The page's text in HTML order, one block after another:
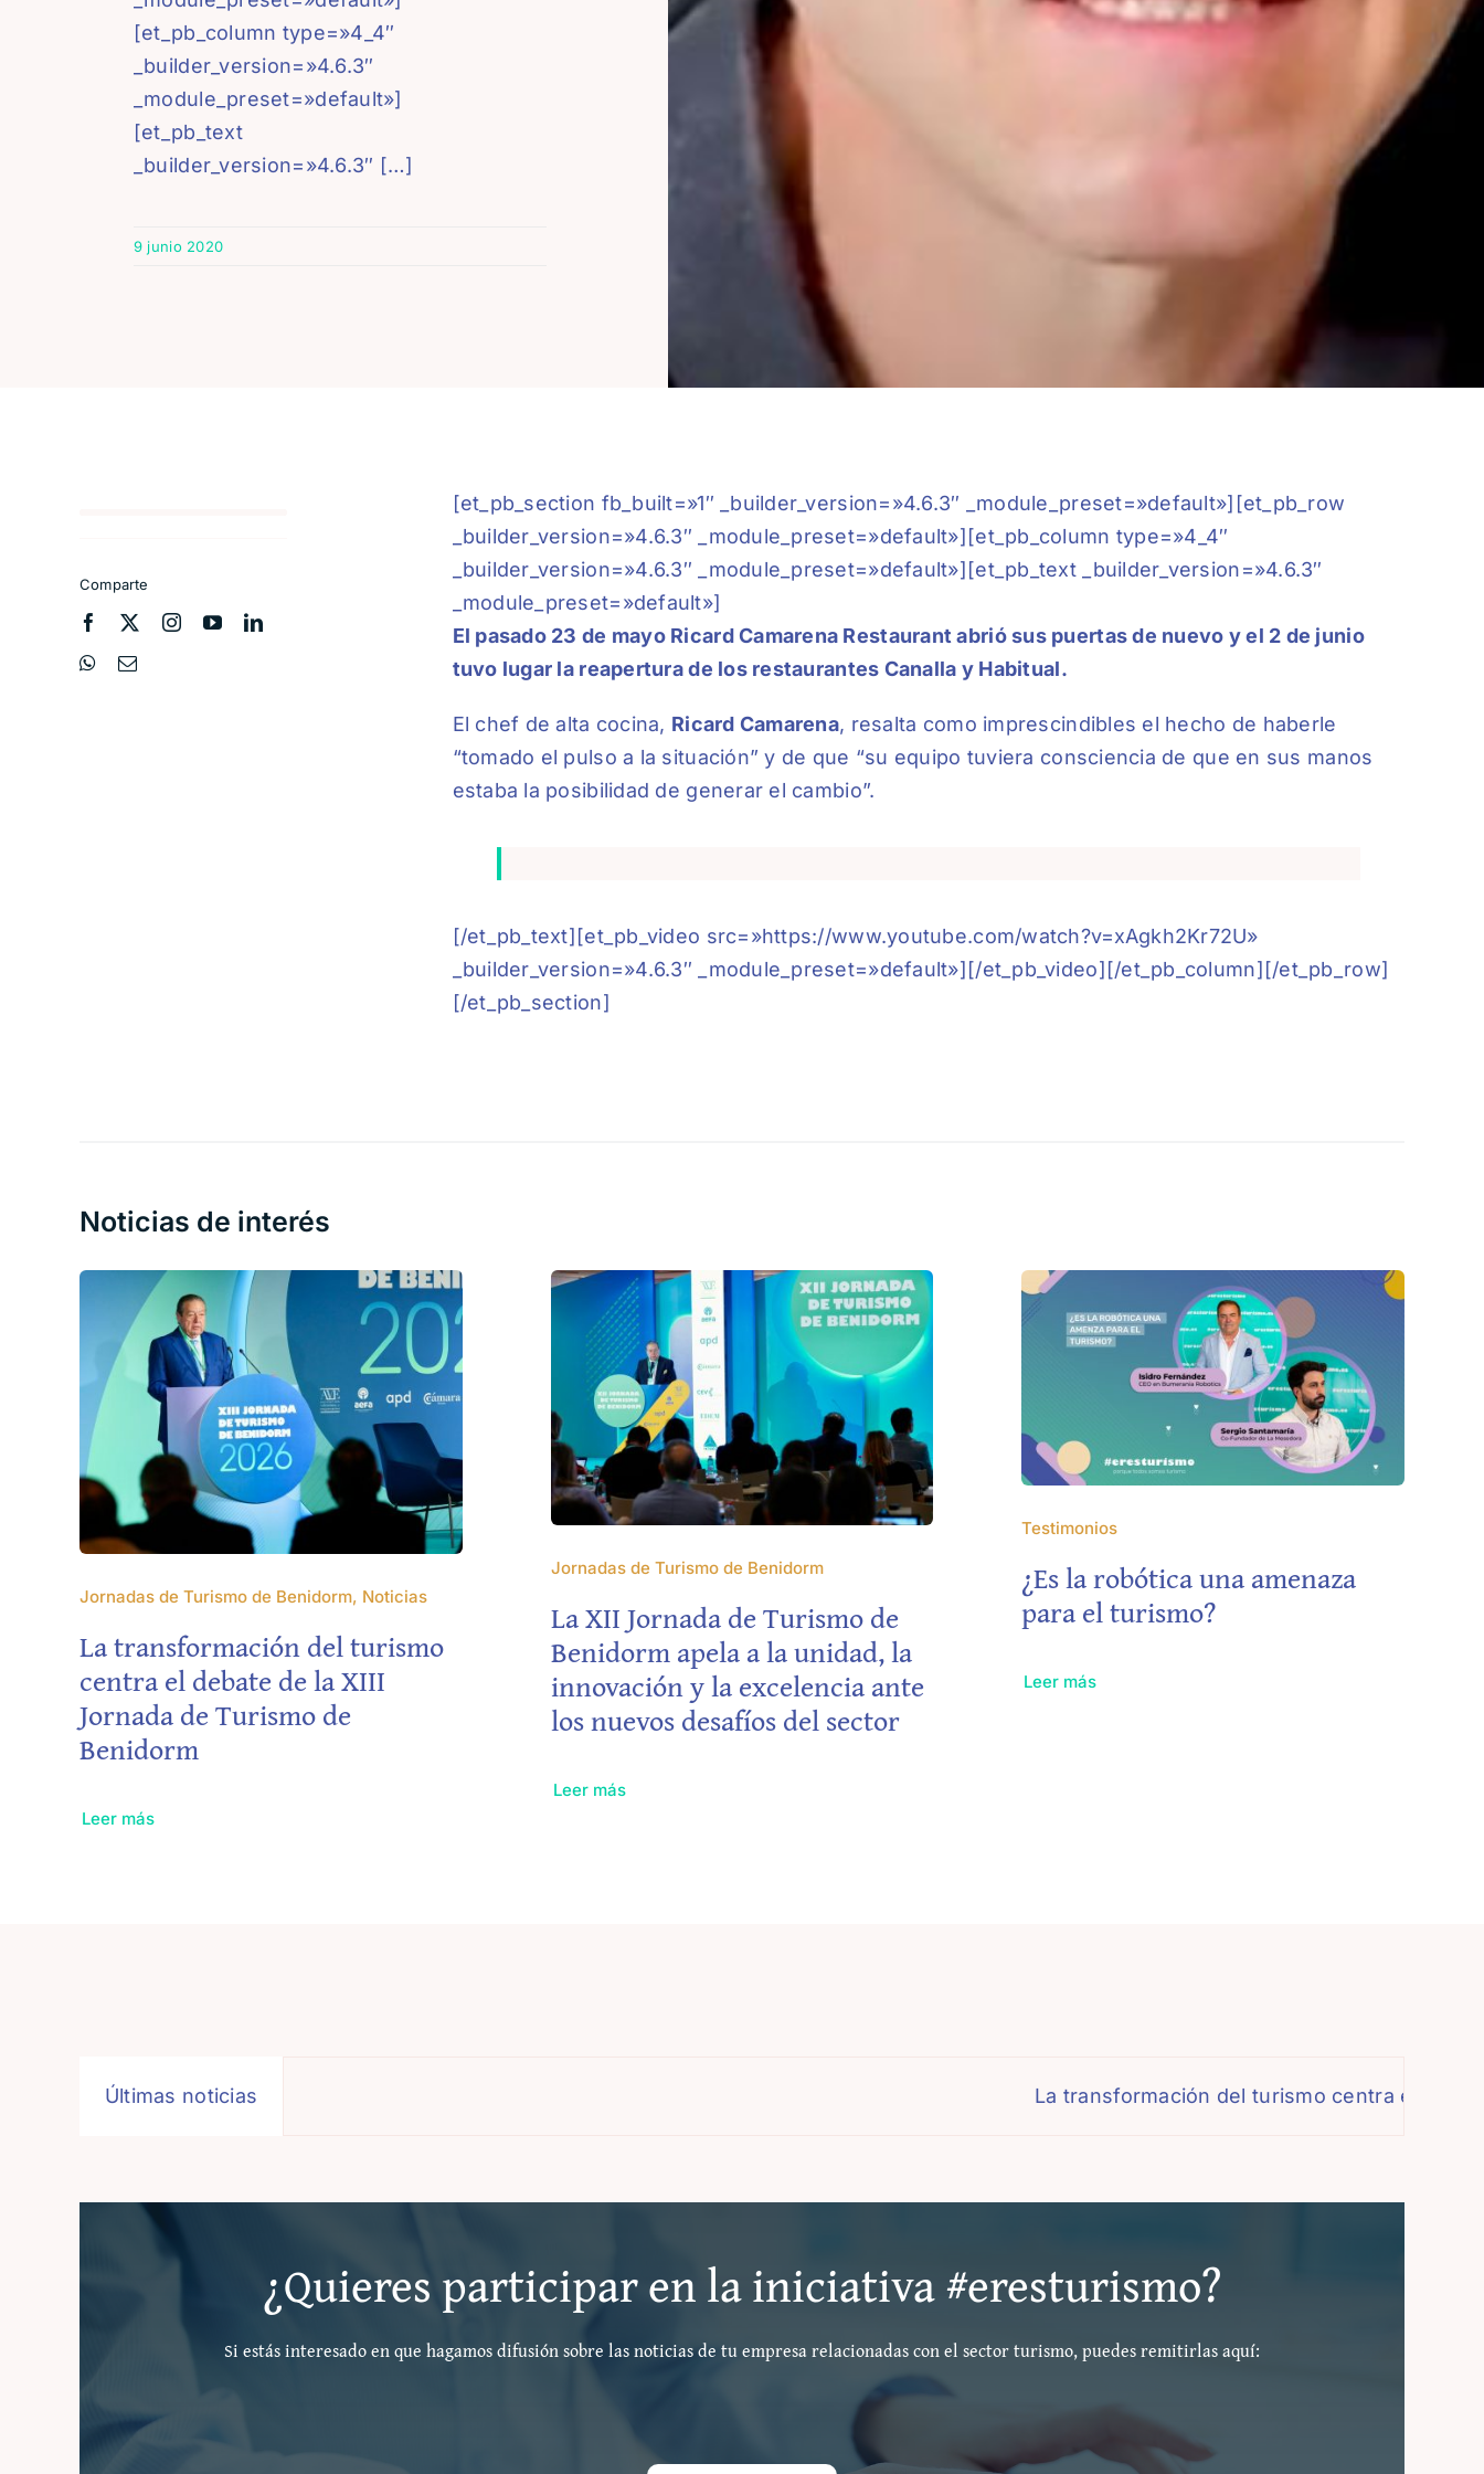
[et_pb_column type=»4_4″
_builder_version=»4.6.3″
_module_preset=»default»]
[et_pb_text
_builder_version=»4.6.3″ […]
9 junio 2020
Comparte
[et_pb_section fb_built=»1″ _builder_version=»4.6.3″ _module_preset=»default»][et_pb_row
_builder_version=»4.6.3″ _module_preset=»default»][et_pb_column type=»4_4″
_builder_version=»4.6.3″ _module_preset=»default»][et_pb_text _builder_version=»4.6.3″
_module_preset=»default»]
El pasado 23 de mayo Ricard Camarena Restaurant abrió sus puertas de nuevo y el 2 de junio
tuvo lugar la reapertura de los restaurantes Canalla y Habitual.
El chef de alta cocina, Ricard Camarena, resalta como imprescindibles el hecho de haberle
“tomado el pulso a la situación” y de que “su equipo tuviera consciencia de que en sus manos
estaba la posibilidad de generar el cambio”.
[/et_pb_text][et_pb_video src=»https://www.youtube.com/watch?v=xAgkh2Kr72U»
_builder_version=»4.6.3″ _module_preset=»default»][/et_pb_video][/et_pb_column][/et_pb_row]
[/et_pb_section]
Noticias de interés
Jornadas de Turismo de Benidorm, Noticias
La transformación del turismo
centra el debate de la XIII
Jornada de Turismo de
Benidorm
Leer más
Jornadas de Turismo de Benidorm
La XII Jornada de Turismo de
Benidorm apela a la unidad, la
innovación y la excelencia ante
los nuevos desafíos del sector
Leer más
Testimonios
¿Es la robótica una amenaza
para el turismo?
Leer más
Últimas noticias La transformación del turismo centra el debate de la
¿Quieres participar en la iniciativa #eresturismo?
Si estás interesado en que hagamos difusión sobre las noticias de tu empresa relacionadas con el sector turismo, puedes remitirlas aquí: